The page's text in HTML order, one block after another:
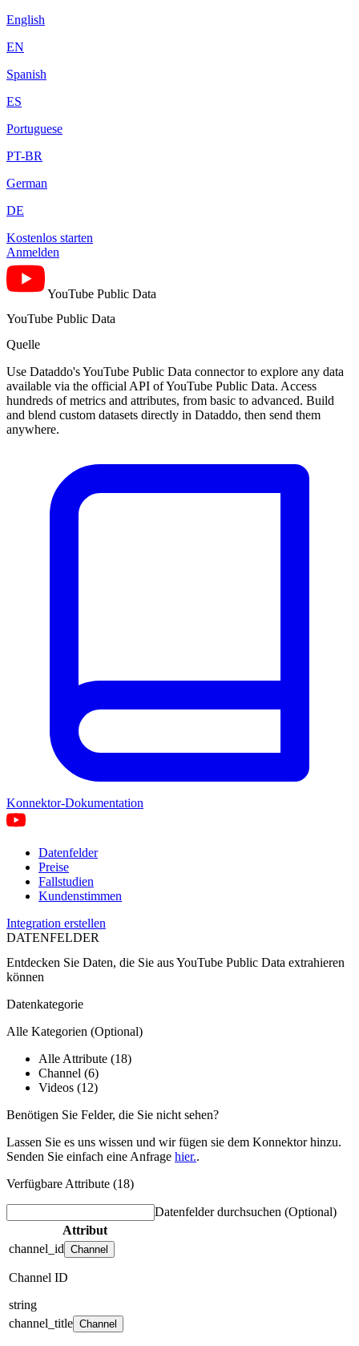
English
EN
Spanish
ES
Portuguese
PT-BR
German
DE
Kostenlos starten
Anmelden
YouTube Public Data
YouTube Public Data
Quelle
Use Dataddo's YouTube Public Data connector to explore any data
available via the official API of YouTube Public Data. Access
hundreds of metrics and attributes, from basic to advanced. Build
and blend custom datasets directly in Dataddo, then send them
anywhere.
Konnektor-Dokumentation
Datenfelder
Preise
Fallstudien
Kundenstimmen
Integration erstellen
DATENFELDER
Entdecken Sie Daten, die Sie ausYouTube Public Data extrahieren
können
Datenkategorie
Alle Kategorien (Optional)
Alle Attribute (18)
Channel (6)
Videos (12)
Benötigen Sie Felder, die Sie nicht sehen?
Lassen Sie es uns wissen und wir fügen sie dem Konnektor hinzu.
Senden Sie einfach eine Anfrage hier..
Verfügbare Attribute (18)
Datenfelder durchsuchen (Optional)
Attribut
channel_id Channel
Channel ID
string
channel_title Channel